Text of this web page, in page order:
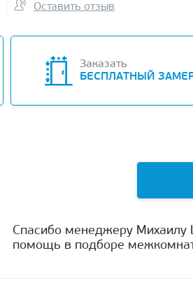
Оставить отзыв
Заказать
БЕСПЛАТНЫЙ
Спасибо менеджеру Михаилу
помощь в подборе